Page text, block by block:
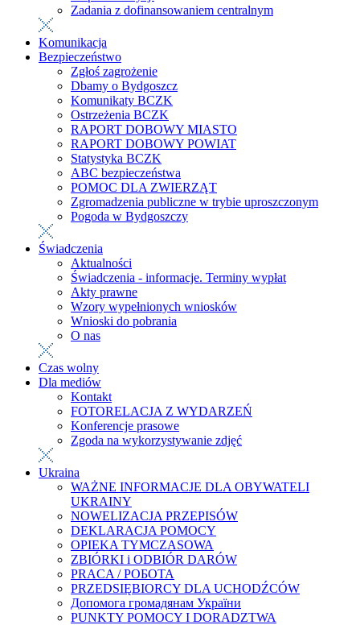
Zadania z dofinansowaniem centralnym
Komunikacja
Bezpieczeństwo
Zgłoś zagrożenie
Dbamy o Bydgoszcz
Komunikaty BCZK
Ostrzeżenia BCZK
RAPORT DOBOWY MIASTO
RAPORT DOBOWY POWIAT
Statystyka BCZK
ABC bezpieczeństwa
POMOC DLA ZWIERZĄT
Zgromadzenia publiczne w trybie uproszczonym
Pogoda w Bydgoszczy
Świadczenia
Aktualności
Świadczenia - informacje. Terminy wypłat
Akty prawne
Wzory wypełnionych wniosków
Wnioski do pobrania
O nas
Czas wolny
Dla mediów
Kontakt
FOTORELACJA Z WYDARZEŃ
Konferencje prasowe
Zgoda na wykorzystywanie zdjęć
Ukraina
WAŻNE INFORMACJE DLA OBYWATELI
UKRAINY
NOWELIZACJA PRZEPISÓW
DEKLARACJA POMOCY
OPIEKA TYMCZASOWA
ZBIÓRKI i ODBIÓR DARÓW
PRACA / РОБОТА
PRZEDSIĘBIORCY DLA UCHODŹCÓW
Допомога громадянам України
PUNKTY POMOCY I DORADZTWA